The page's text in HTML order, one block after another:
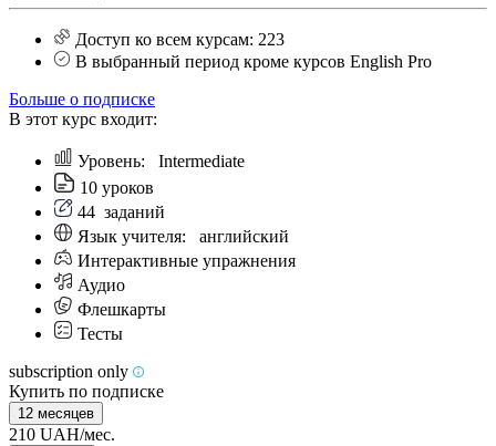
Доступ ко всем курсам: 223
В выбранный период кроме курсов English Pro
Больше о подписке
В этот курс входит:
Уровень: Intermediate
10 уроков
44 заданий
Язык учителя: английский
Интерактивные упражнения
Аудио
Флешкарты
Тесты
subscription only
Купить по подписке
12 месяцев
210 UAH/мес.